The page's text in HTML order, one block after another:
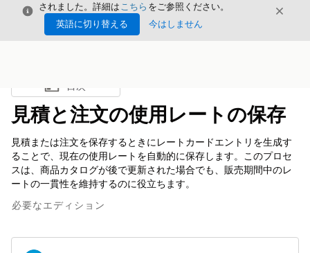
閉じる
されました。詳細はこちら をご参照ください。
英語に切り替える
今はしません
閉じる
目次を表示
目次
見積と注文の使用レートの保存
見積または注文を保存するときにレートカードエントリを生成す
ることで、現在の使用レートを自動的に保存します。このプロセ
スは、商品カタログが後で更新された場合でも、販売期間中のレ
ートの一貫性を維持するのに役立ちます。
必要なエディション